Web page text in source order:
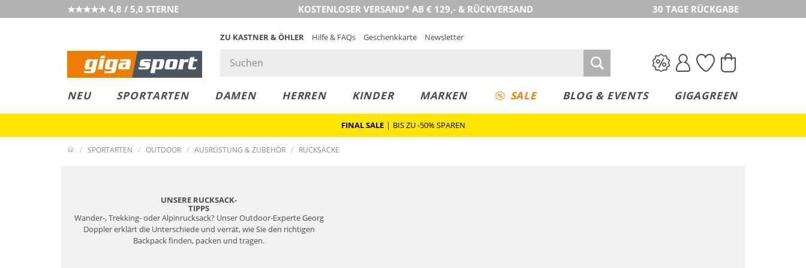
★★★★★ 4,8 / 5,0 STERNE KOSTENLOSER VERSAND* AB € 129,- & RÜCKVERSAND 30 TAGE RÜCKGABE
ZU KASTNER & ÖHLER Hilfe & FAQs Geschenkkarte Newsletter
NEU SPORTARTEN DAMEN HERREN KINDER MARKEN SALE BLOG & EVENTS GIGAGREEN
FINAL SALE | BIS ZU -50% SPAREN
SPORTARTEN OUTDOOR AUSRÜSTUNG & ZUBEHÖR RUCKSÄCKE
UNSERE RUCKSACK-
TIPPS
Wander-, Trekking- oder Alpinrucksack? Unser Outdoor-Experte Georg
Doppler erklärt die Unterschiede und verrät, wie Sie den richtigen
Backpack finden, packen und tragen.